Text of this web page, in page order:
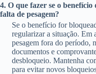
4. O que fazer se o
falta de pesagem?
Se o benefício for
regularizar a situação. Em
pesagem fora do período,
documentos e
desbloqueio. Mantenha
para evitar novos